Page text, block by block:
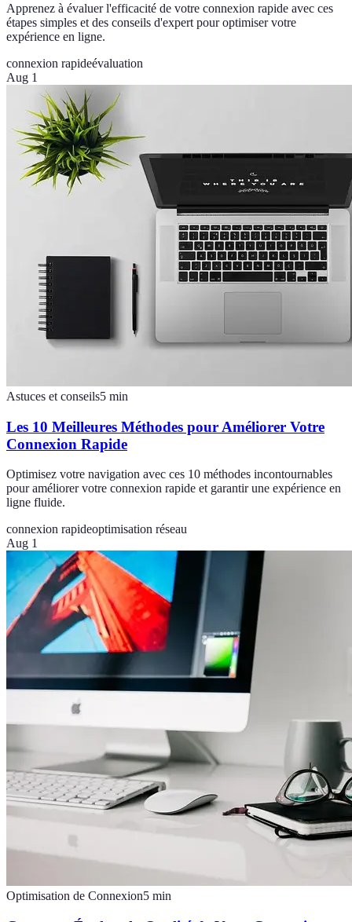
Apprenez à évaluer l'efficacité de votre connexion rapide avec ces
étapes simples et des conseils d'expert pour optimiser votre
expérience en ligne.
connexion rapideévaluation
Aug 1
Astuces et conseils5 min
Les 10 Meilleures Méthodes pour Améliorer Votre
Connexion Rapide
Optimisez votre navigation avec ces 10 méthodes incontournables
pour améliorer votre connexion rapide et garantir une expérience en
ligne fluide.
connexion rapideoptimisation réseau
Aug 1
Optimisation de Connexion5 min